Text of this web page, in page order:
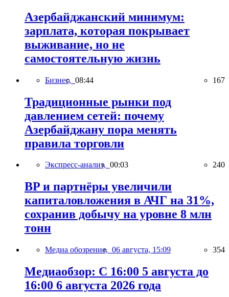
Азербайджанский минимум:
зарплата, которая покрывает
выживание, но не
самостоятельную жизнь
Бизнес, 08:44 167
Традиционные рынки под
давлением сетей: почему
Азербайджану пора менять
правила торговли
Экспресс-анализ, 00:03 240
BP и партнёры увеличили
капиталовложения в АЧГ на 31%,
сохранив добычу на уровне 8 млн
тонн
Медиа обозрение, 06 августа, 15:09 354
Медиаобзор: С 16:00 5 августа до
16:00 6 августа 2026 года